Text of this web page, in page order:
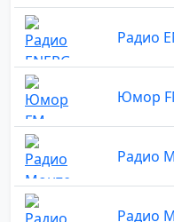
Радио
Юмор
Радио
Радио